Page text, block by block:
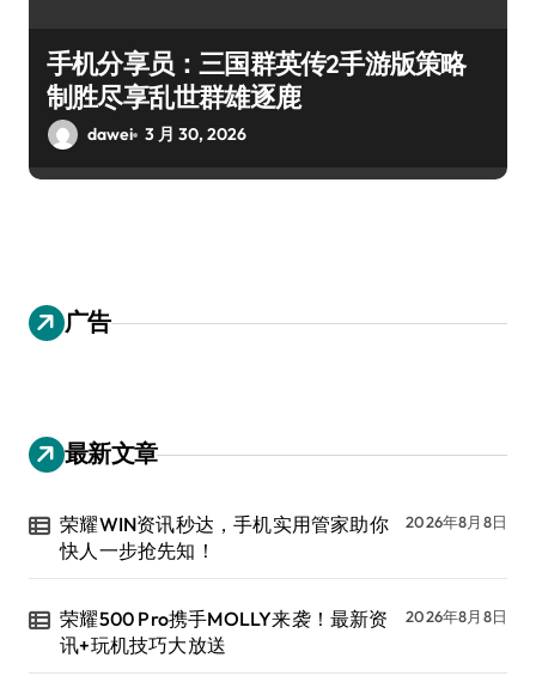
手机分享员：三国群英传2手游版策略
制胜尽享乱世群雄逐鹿
dawei 3 月 30, 2026
广告
最新文章
荣耀WIN资讯秒达，手机实用管家助你
快人一步抢先知！
2026年8月8日
荣耀500 Pro携手MOLLY来袭！最新资
讯+玩机技巧大放送
2026年8月8日